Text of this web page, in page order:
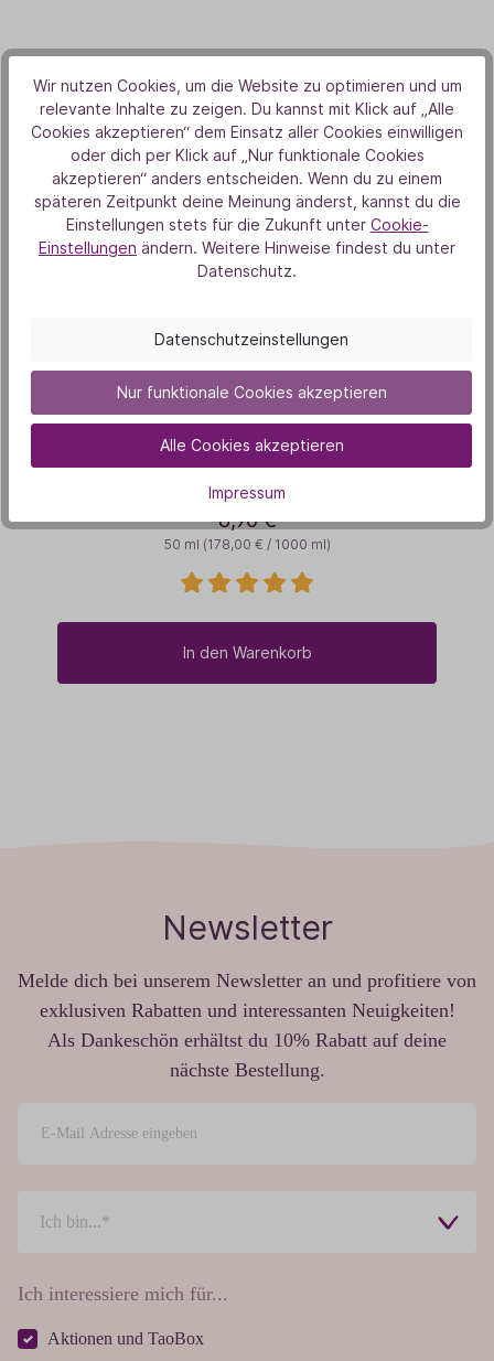
Bestseller
Mandel Basisöl
50 ml (178,00 € / 1000 ml)
8,90 €
In den Warenkorb
Newsletter
Melde dich bei unserem Newsletter an und profitiere von
exklusiven Rabatten und interessanten Neuigkeiten!
Als Dankeschön erhältst du 10% Rabatt auf deine
nächste Bestellung.
Ich interessiere mich für...
Aktionen und TaoBox
Wir nutzen Cookies, um die Website zu optimieren und um
relevante Inhalte zu zeigen. Du kannst mit Klick auf „Alle
Cookies akzeptieren“ dem Einsatz aller Cookies einwilligen
oder dich per Klick auf „Nur funktionale Cookies
akzeptieren“ anders entscheiden. Wenn du zu einem
späteren Zeitpunkt deine Meinung änderst, kannst du die
Einstellungen stets für die Zukunft unter Cookie-
Einstellungen ändern. Weitere Hinweise findest du unter
Datenschutz.
Datenschutzeinstellungen
Nur funktionale Cookies akzeptieren
Alle Cookies akzeptieren
Impressum